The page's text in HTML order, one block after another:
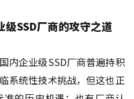
SSD厂商的攻守之道
内企业级SSD厂商普遍持积
系统性技术挑战，但这也正